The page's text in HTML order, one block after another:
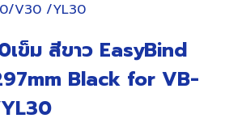
เข็ม สีขาว EasyBind
Black for VB-